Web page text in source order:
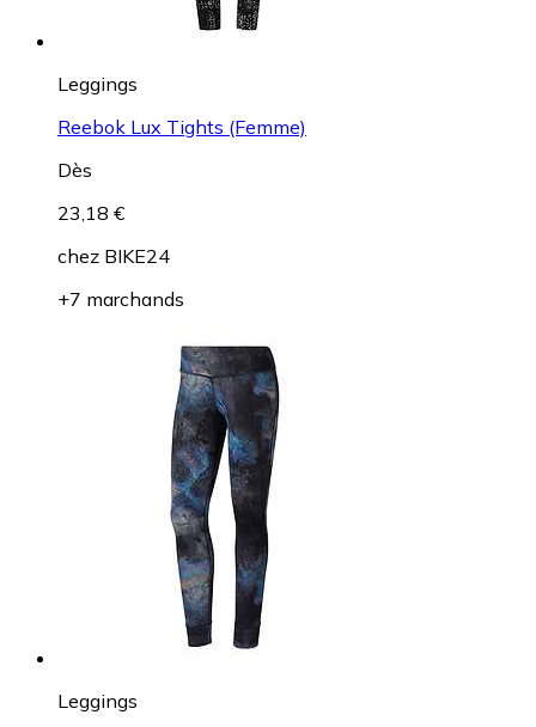
Leggings
Reebok Lux Tights (Femme)
Dès
23,18 €
chez BIKE24
+7 marchands
Leggings